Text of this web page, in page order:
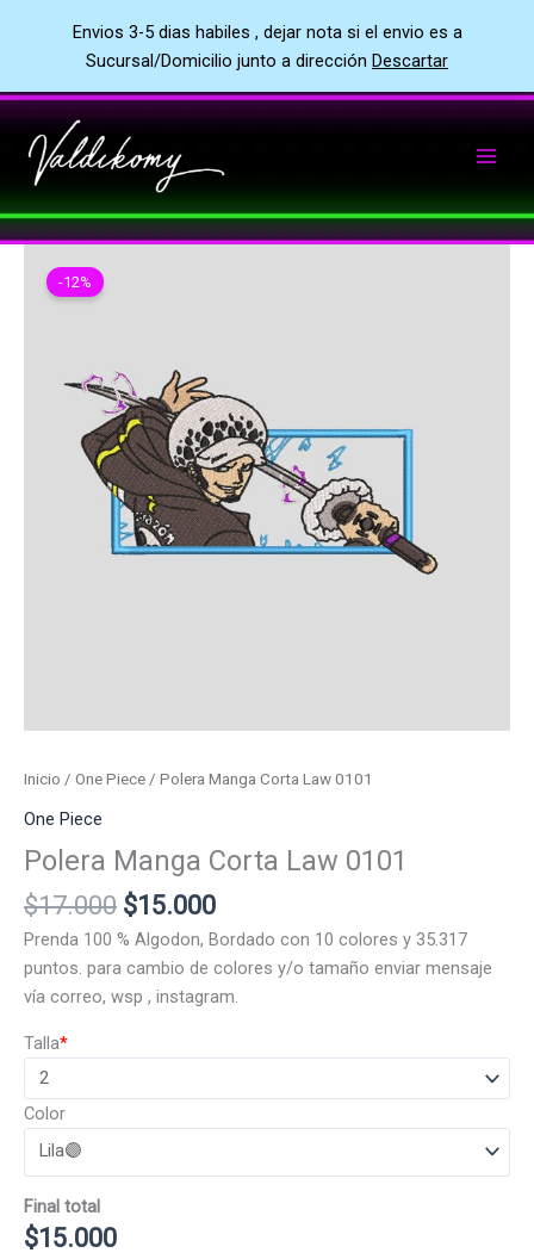
Envios 3-5 dias habiles , dejar nota si el envio es a
Sucursal/Domicilio junto a dirección Descartar
al
contenido
-12%
Inicio / One Piece / Polera Manga Corta Law 0101
One Piece
Polera Manga Corta Law 0101
$17.000 El
precio
original
era:
$15.000El
precio
actual
es:
Prenda 100 % Algodon, Bordado con 10 colores y 35.317
puntos. para cambio de colores y/o tamaño enviar mensaje
vía correo, wsp , instagram.
*
Talla
Color
Final total
$15.000